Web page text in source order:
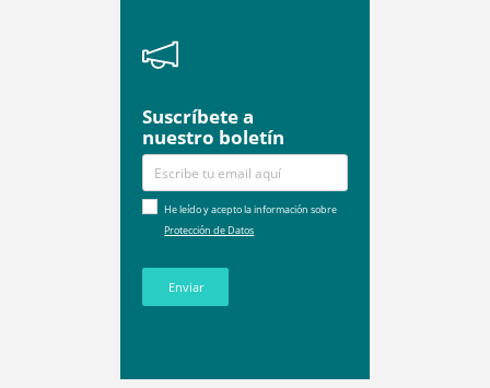
Suscríbete a
nuestro boletín
He leído y acepto la información sobre
Protección de Datos
Enviar